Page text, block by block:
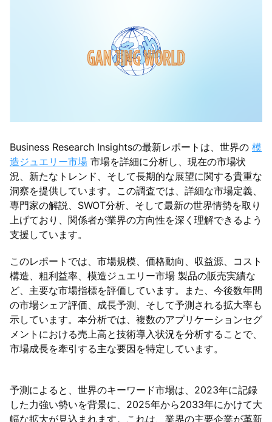
Business Research Insightsの最新レポートは、世界の 模
造ジュエリー市場 市場を詳細に分析し、現在の市場状
況、新たなトレンド、そして長期的な展望に関する貴重な
洞察を提供しています。この調査では、詳細な市場定義、
専門家の解説、SWOT分析、そして最新の世界情勢を取り
上げており、関係者が業界の方向性を深く理解できるよう
支援しています。
このレポートでは、市場規模、価格動向、収益源、コスト
構造、粗利益率、模造ジュエリー市場 製品の販売実績な
ど、主要な市場指標を評価しています。また、今後数年間
の市場シェア評価、成長予測、そして予測される拡大率も
示しています。本分析では、複数のアプリケーションセグ
メントにおける売上高と技術導入状況を分析することで、
市場成長を牽引する主な要因を特定しています。
予測によると、世界のキーワード市場は、2023年に記録
した力強い勢いを背景に、2025年から2033年にかけて大
幅な拡大が見込まれます。これは、業界の主要企業が革新